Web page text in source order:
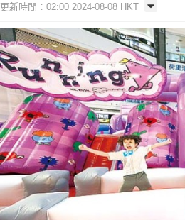
更新時間：02:00 2024-08-08 HKT